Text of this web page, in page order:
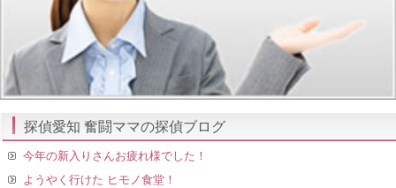
探偵愛知 奮闘ママの探偵ブログ
今年の新入りさんお疲れ様でした！
ようやく行けた ヒモノ食堂！